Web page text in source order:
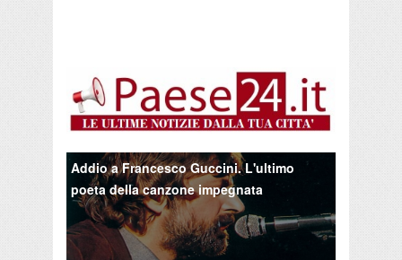
Addio a Francesco Guccini. L'ultimo
poeta della canzone impegnata